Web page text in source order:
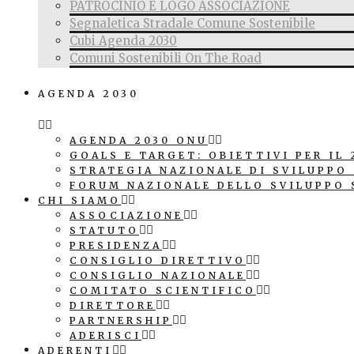
PATROCINIO E LOGO ASSOCIAZIONE
Segnaletica Stradale Comune Sostenibile
Cubi Agenda 2030
Comuni Sostenibili On The Road
AGENDA 2030
AGENDA 2030 ONU
GOALS E TARGET: OBIETTIVI PER IL
STRATEGIA NAZIONALE DI SVILUPPO
FORUM NAZIONALE DELLO SVILUPPO
CHI SIAMO
ASSOCIAZIONE
STATUTO
PRESIDENZA
CONSIGLIO DIRETTIVO
CONSIGLIO NAZIONALE
COMITATO SCIENTIFICO
DIRETTORE
PARTNERSHIP
ADERISCI
ADERENTI